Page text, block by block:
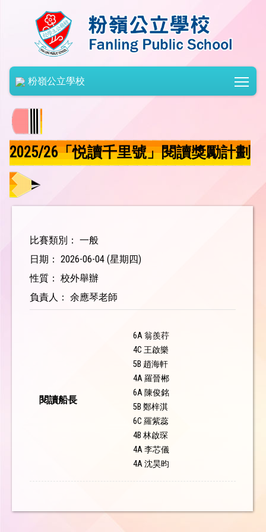
粉嶺公立學校
2025/26「悦讀千里號」閱讀獎勵計劃
比賽類別： 一般
日期： 2026-06-04 (星期四)
性質： 校外舉辦
負責人： 余應琴老師
閱讀船長
6A 翁羨荇
4C 王啟樂
5B 趙海軒
4A 羅晉郴
6A 陳俊銘
5B 鄭梓淇
6C 羅紫蕊
4B 林啟琛
4A 李芯儀
4A 沈昊昀